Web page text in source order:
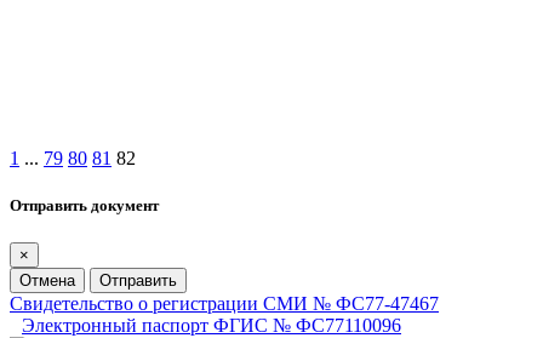
1 ... 79 80 81 82
Отправить документ
×
Отмена
Отправить
Свидетельство о регистрации СМИ № ФС77-47467
Электронный паспорт ФГИС № ФС77110096